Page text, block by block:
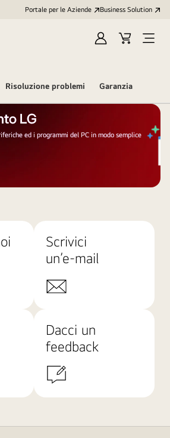
Portale per le Aziende Business Solution
AccediCart
Open
Risoluzione problemi Garanzia
LG
ed i programmi del PC in modo semplice
Scrivici
un’e-mail
Dacci un
feedback